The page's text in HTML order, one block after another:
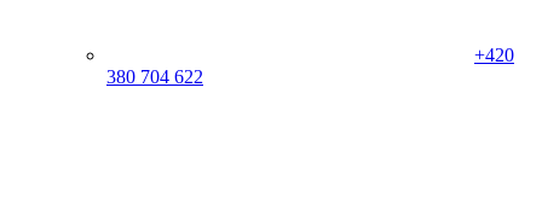
+420
380 704 622